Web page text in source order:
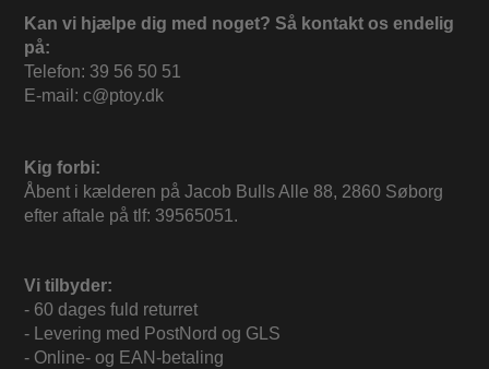
Kan vi hjælpe dig med noget? Så kontakt os endelig
på:
Telefon: 39 56 50 51
E-mail: c@ptoy.dk
Kig forbi:
Åbent i kælderen på Jacob Bulls Alle 88, 2860 Søborg
efter aftale på tlf: 39565051.
Vi tilbyder:
- 60 dages fuld returret
- Levering med PostNord og GLS
- Online- og EAN-betaling